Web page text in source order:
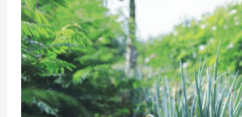
DIX
ANS
APRES :
OU
EST